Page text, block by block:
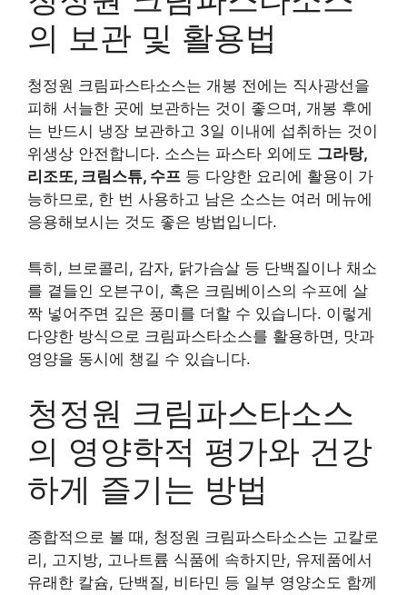
의 보관 및 활용법
청정원 크림파스타소스는 개봉 전에는 직사광선을
피해 서늘한 곳에 보관하는 것이 좋으며, 개봉 후에
는 반드시 냉장 보관하고 3일 이내에 섭취하는 것이
위생상 안전합니다. 소스는 파스타 외에도 그라탕,
리조또, 크림스튜, 수프 등 다양한 요리에 활용이 가
능하므로, 한 번 사용하고 남은 소스는 여러 메뉴에
응용해보시는 것도 좋은 방법입니다.
특히, 브로콜리, 감자, 닭가슴살 등 단백질이나 채소
를 곁들인 오븐구이, 혹은 크림베이스의 수프에 살
짝 넣어주면 깊은 풍미를 더할 수 있습니다. 이렇게
다양한 방식으로 크림파스타소스를 활용하면, 맛과
영양을 동시에 챙길 수 있습니다.
청정원 크림파스타소스
의 영양학적 평가와 건강
하게 즐기는 방법
종합적으로 볼 때, 청정원 크림파스타소스는 고칼로
리, 고지방, 고나트륨 식품에 속하지만, 유제품에서
유래한 칼슘, 단백질, 비타민 등 일부 영양소도 함께